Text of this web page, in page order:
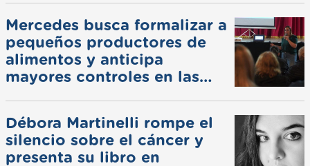
Mercedes busca formalizar a
pequeños productores de
alimentos y anticipa
mayores controles en las
Débora Martinelli rompe el
silencio sobre el cáncer y
presenta su libro en